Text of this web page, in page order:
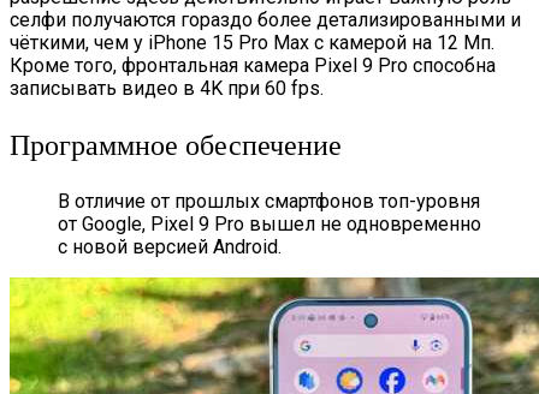
селфи получаются гораздо более детализированными и
чёткими, чем у iPhone 15 Pro Max с камерой на 12 Мп.
Кроме того, фронтальная камера Pixel 9 Pro способна
записывать видео в 4K при 60 fps.
Программное обеспечение
В отличие от прошлых смартфонов топ-уровня
от Google, Pixel 9 Pro вышел не одновременно
с новой версией Android.